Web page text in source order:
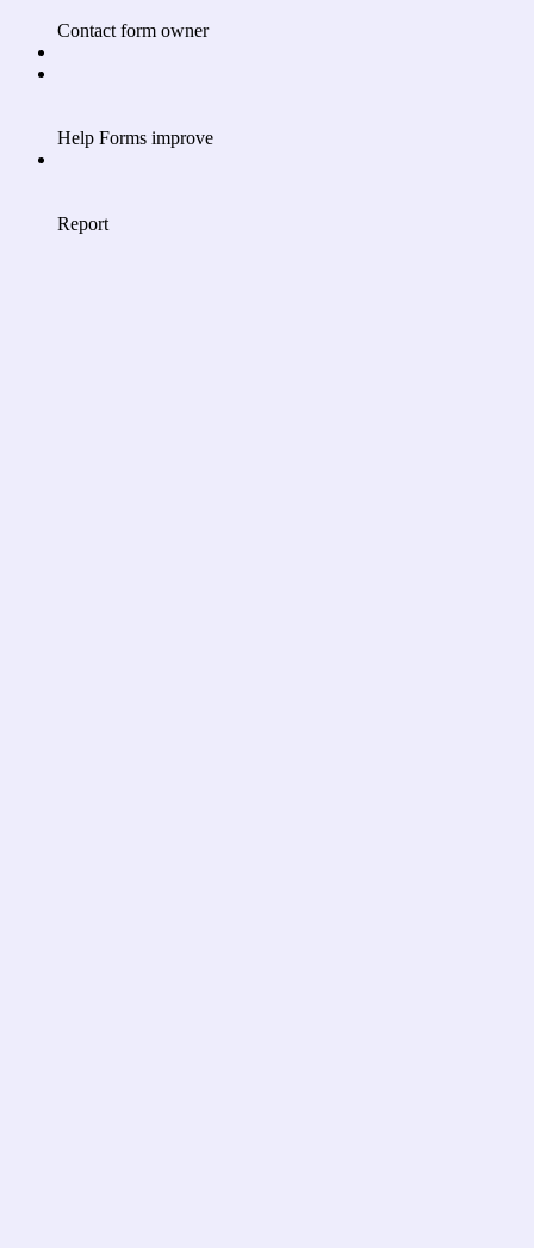
Contact form owner
Help Forms improve
Report